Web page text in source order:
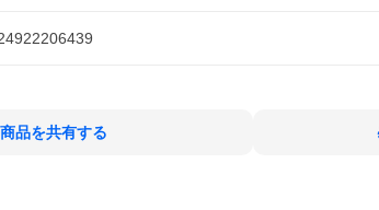
品を共有する